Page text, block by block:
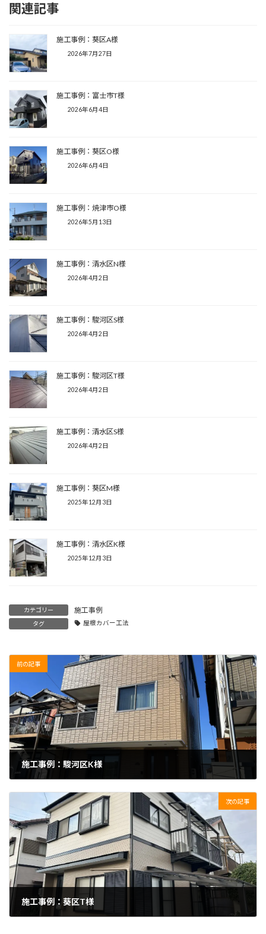
関連記事
施工事例：葵区A様
2026年7月27日
施工事例：富士市T様
2026年6月4日
施工事例：葵区O様
2026年6月4日
施工事例：焼津市O様
2026年5月13日
施工事例：清水区N様
2026年4月2日
施工事例：駿河区S様
2026年4月2日
施工事例：駿河区T様
2026年4月2日
施工事例：清水区S様
2026年4月2日
施工事例：葵区M様
2025年12月3日
施工事例：清水区K様
2025年12月3日
カテゴリー 施工事例
タグ 屋根カバー工法
前の記事
施工事例：駿河区K様
次の記事
施工事例：葵区T様